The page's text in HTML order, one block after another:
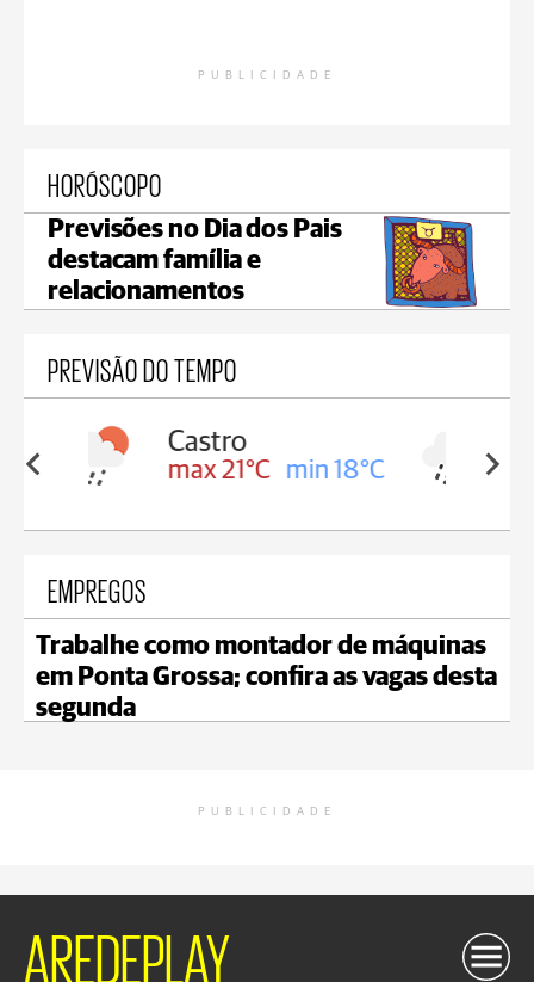
PUBLICIDADE
HORÓSCOPO
Previsões no Dia dos Pais
destacam família e
relacionamentos
PREVISÃO DO TEMPO
18°C
Carambeí
max 20°C min 18°C
EMPREGOS
Trabalhe como montador de máquinas
em Ponta Grossa; confira as vagas desta
segunda
PUBLICIDADE
AREDEPLAY